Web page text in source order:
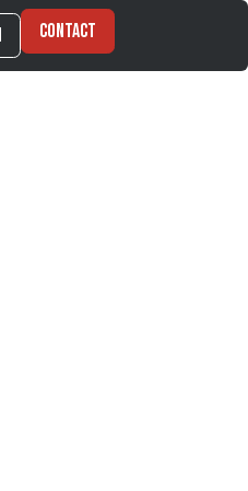
Contact